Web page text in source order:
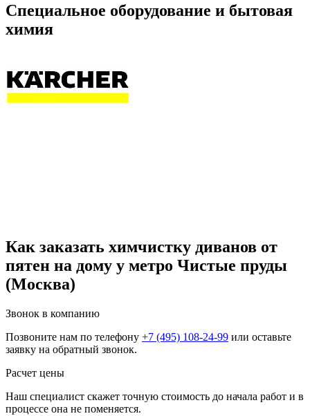
Специальное оборудование и бытовая
химия
Как заказать химчистку диванов от
пятен на дому у метро Чистые пруды
(Москва)
Звонок в компанию
Позвоните нам по телефону +7 (495) 108-24-99 или оставьте
заявку на обратный звонок.
Расчет цены
Наш специалист скажет точную стоимость до начала работ и в
процессе она не поменяется.